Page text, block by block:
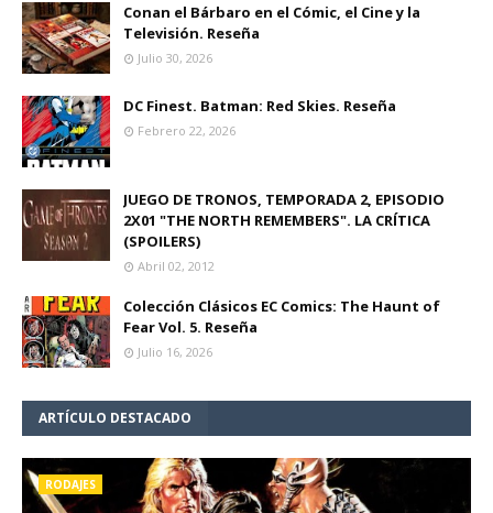
Conan el Bárbaro en el Cómic, el Cine y la
Televisión. Reseña
Julio 30, 2026
DC Finest. Batman: Red Skies. Reseña
Febrero 22, 2026
JUEGO DE TRONOS, TEMPORADA 2, EPISODIO
2X01 "THE NORTH REMEMBERS". LA CRÍTICA
(SPOILERS)
Abril 02, 2012
Colección Clásicos EC Comics: The Haunt of
Fear Vol. 5. Reseña
Julio 16, 2026
ARTÍCULO DESTACADO
RODAJES